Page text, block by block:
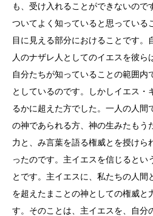
も、受け入れることができないので
ついてよく知っていると思っている
目に見える部分におけることです。
人のナザレ人としてのイエスを彼
自分たちが知っていることの範囲内
としているのです。しかしイエス・
るかに超えた方でした。一人の人間
の神であられる方、神の生みたもう
力と、み言葉を語る権威とを授けら
ったのです。主イエスを信じるとい
とです。主イエスに、私たちの人間
を超えたまことの神としての権威と
す。そのことは、主イエスを、自分